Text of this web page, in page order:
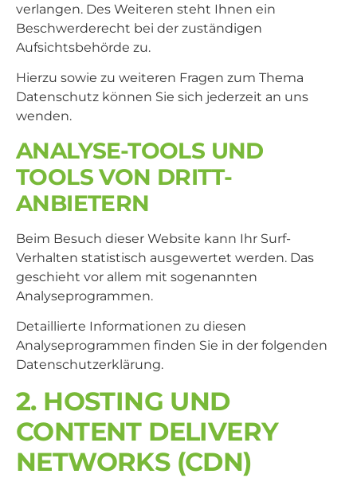
verlangen. Des Weiteren steht Ihnen ein
Beschwerderecht bei der zuständigen
Aufsichtsbehörde zu.
Hierzu sowie zu weiteren Fragen zum Thema
Datenschutz können Sie sich jederzeit an uns
wenden.
ANALYSE-TOOLS UND
TOOLS VON DRITT­
ANBIETERN
Beim Besuch dieser Website kann Ihr Surf-
Verhalten statistisch ausgewertet werden. Das
geschieht vor allem mit sogenannten
Analyseprogrammen.
Detaillierte Informationen zu diesen
Analyseprogrammen finden Sie in der folgenden
Datenschutzerklärung.
2. HOSTING UND
CONTENT DELIVERY
NETWORKS (CDN)